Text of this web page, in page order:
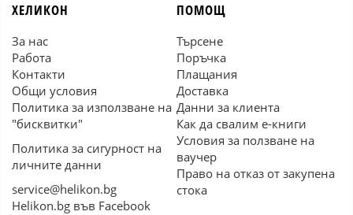
ХЕЛИКОН
За нас
Работа
Контакти
Общи условия
Политика за използване на
"бисквитки"
Политика за сигурност на
личните данни
service@helikon.bg
Helikon.bg във Facebook
ПОМОЩ
Търсене
Поръчка
Плащания
Доставка
Данни за клиента
Как да свалим е-книги
Условия за ползване на
ваучер
Право на отказ от закупена
стока